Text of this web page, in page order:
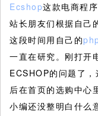
Ecshop这款电商程
站长朋友们根据自己
这段时间用自己的
一直在研究。刚打开
ECSHOP的问题了
后在首页的选购中心
小编还没整明白什么